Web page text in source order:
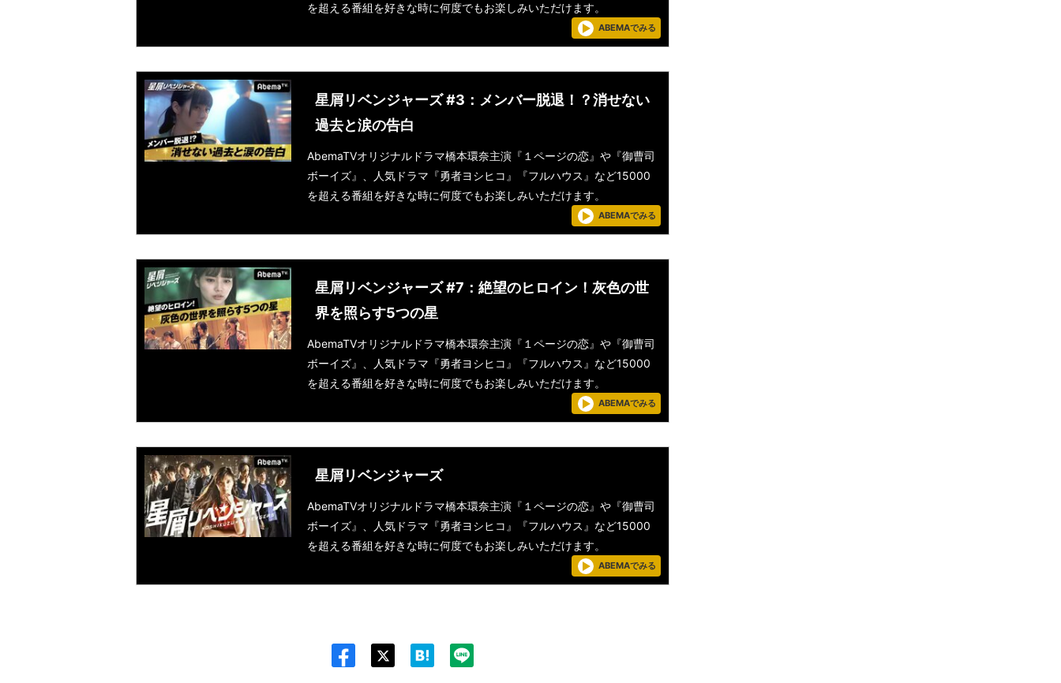
を超える番組を好きな時に何度でもお楽しみいただけます。
ABEMAでみる
星屑リベンジャーズ #3：メンバー脱退！？消せない
過去と涙の告白
AbemaTVオリジナルドラマ橋本環奈主演『１ページの恋』や『御曹司
ボーイズ』、人気ドラマ『勇者ヨシヒコ』『フルハウス』など15000
を超える番組を好きな時に何度でもお楽しみいただけます。
ABEMAでみる
星屑リベンジャーズ #7：絶望のヒロイン！灰色の世
界を照らす5つの星
AbemaTVオリジナルドラマ橋本環奈主演『１ページの恋』や『御曹司
ボーイズ』、人気ドラマ『勇者ヨシヒコ』『フルハウス』など15000
を超える番組を好きな時に何度でもお楽しみいただけます。
ABEMAでみる
星屑リベンジャーズ
AbemaTVオリジナルドラマ橋本環奈主演『１ページの恋』や『御曹司
ボーイズ』、人気ドラマ『勇者ヨシヒコ』『フルハウス』など15000
を超える番組を好きな時に何度でもお楽しみいただけます。
ABEMAでみる